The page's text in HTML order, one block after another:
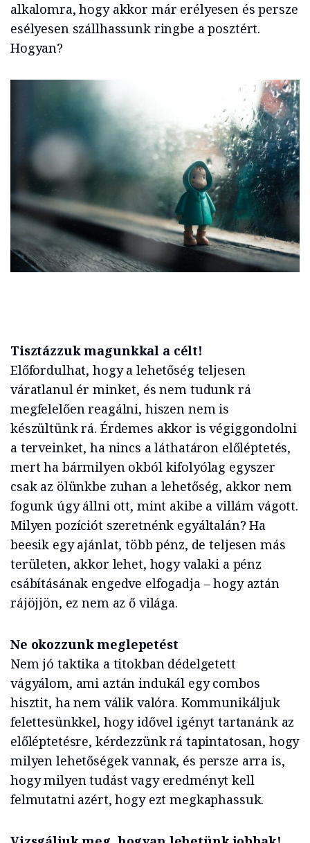
alkalomra, hogy akkor már erélyesen és persze
esélyesen szállhassunk ringbe a posztért.
Hogyan?
Tisztázzuk magunkkal a célt!
Előfordulhat, hogy a lehetőség teljesen
váratlanul ér minket, és nem tudunk rá
megfelelően reagálni, hiszen nem is
készültünk rá. Érdemes akkor is végiggondolni
a terveinket, ha nincs a láthatáron előléptetés,
mert ha bármilyen okból kifolyólag egyszer
csak az ölünkbe zuhan a lehetőség, akkor nem
fogunk úgy állni ott, mint akibe a villám vágott.
Milyen pozíciót szeretnénk egyáltalán? Ha
beesik egy ajánlat, több pénz, de teljesen más
területen, akkor lehet, hogy valaki a pénz
csábításának engedve elfogadja – hogy aztán
rájöjjön, ez nem az ő világa.
Ne okozzunk meglepetést
Nem jó taktika a titokban dédelgetett
vágyálom, ami aztán indukál egy combos
hisztit, ha nem válik valóra. Kommunikáljuk
felettesünkkel, hogy idővel igényt tartanánk az
előléptetésre, kérdezzünk rá tapintatosan, hogy
milyen lehetőségek vannak, és persze arra is,
hogy milyen tudást vagy eredményt kell
felmutatni azért, hogy ezt megkaphassuk.